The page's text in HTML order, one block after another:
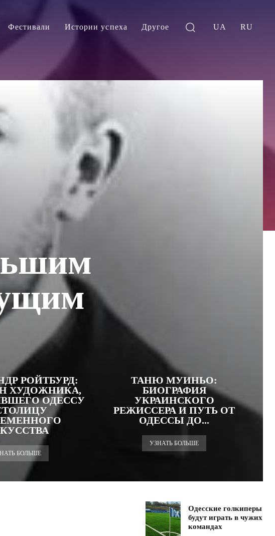
Фестивали Истории успеха Другое UA RU
РОЙТБУРД:
ХУДОЖНИКА,
ОДЕССУ
БОЛЬШЕ
ТАНЮ МУИНЬО:
БИОГРАФИЯ
УКРАИНСКОГО
РЕЖИССЕРА И ПУТЬ ОТ
ОДЕССЫ ДО...
УЗНАТЬ БОЛЬШЕ
Одесские голкиперы
будут играть в чужих
командах